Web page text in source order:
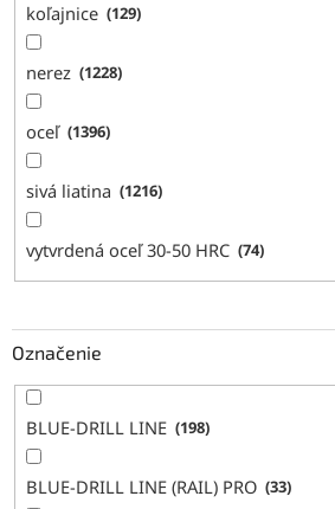
koľajnice 129
nerez 1228
oceľ 1396
sivá liatina 1216
vytvrdená oceľ 30-50 HRC 74
Označenie
BLUE-DRILL LINE 198
BLUE-DRILL LINE (RAIL) PRO 33